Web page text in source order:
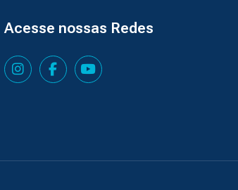
Acesse nossas Redes